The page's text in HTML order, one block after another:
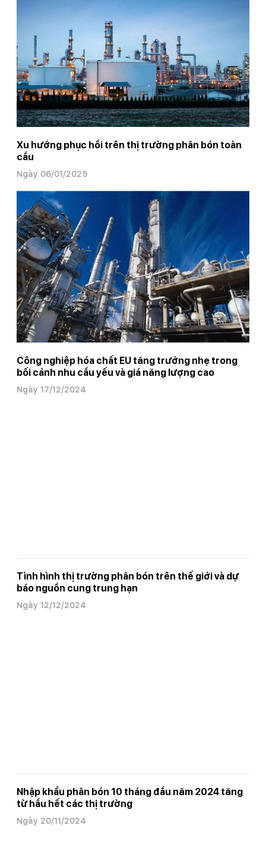
Trang chủ Tin tức Tin thị trường và sản phẩm
Tin thị trường và sản
phẩm
Xu hướng phục hồi trên thị trường phân bón toàn
cầu
Ngày 06/01/2025
Công nghiệp hóa chất EU tăng trưởng nhẹ trong
bối cảnh nhu cầu yếu và giá năng lượng cao
Ngày 17/12/2024
Tình hình thị trường phân bón trên thế giới và dự
báo nguồn cung trung hạn
Ngày 12/12/2024
Nhập khẩu phân bón 10 tháng đầu năm 2024 tăng
từ hầu hết các thị trường
Ngày 20/11/2024